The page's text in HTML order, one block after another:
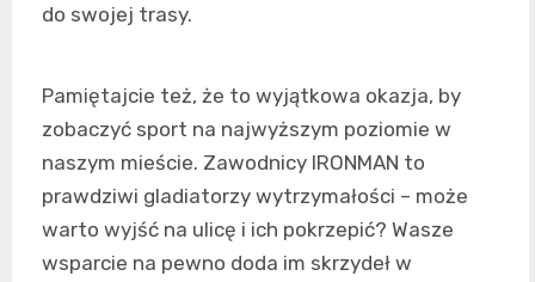
do swojej trasy.
Pamiętajcie też, że to wyjątkowa okazja, by
zobaczyć sport na najwyższym poziomie w
naszym mieście. Zawodnicy IRONMAN to
prawdziwi gladiatorzy wytrzymałości – może
warto wyjść na ulicę i ich pokrzepić? Wasze
wsparcie na pewno doda im skrzydeł w